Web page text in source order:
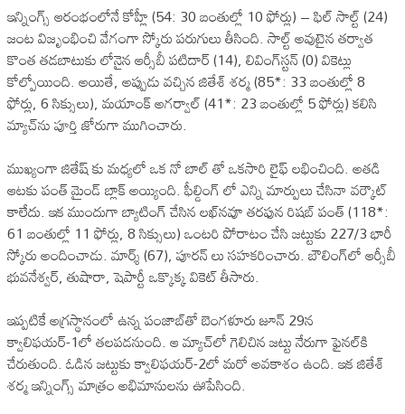
ఇన్నింగ్స్‌ ఆరంభంలోనే కోహ్లీ (54: 30 బంతుల్లో 10 ఫోర్లు) – ఫిల్ సాల్ట్ (24)
జంట విజృంభించి వేగంగా స్కోరు పరుగులు తీసింది. సాల్ట్ అవుటైన తర్వాత
కొంత తడబాటుకు లోనైన ఆర్సీబీ పటిదార్ (14), లివింగ్‌స్టన్ (0) వికెట్లు
కోల్పోయింది. అయితే, అప్పుడు వచ్చిన జితేశ్‌ శర్మ (85*: 33 బంతుల్లో 8
ఫోర్లు, 6 సిక్సులు), మయాంక్ అగర్వాల్ (41*: 23 బంతుల్లో 5 ఫోర్లు) కలిసి
మ్యాచ్‌ను పూర్తి జోరుగా ముగించారు.
ముఖ్యంగా జితేష్ కు మధ్యలో ఒక నో బాల్ తో ఒకసారి లైఫ్ లభించింది. అతడి
ఆటకు పంత్ మైండ్ బ్లాక్ అయ్యింది. ఫీల్డింగ్ లో ఎన్ని మార్పులు చేసినా వర్కౌట్
కాలేదు. ఇక ముందుగా బ్యాటింగ్ చేసిన లఖ్‌నవూ తరఫున రిషబ్‌ పంత్ (118*:
61 బంతుల్లో 11 ఫోర్లు, 8 సిక్సులు) ఒంటరి పోరాటం చేసి జట్టుకు 227/3 భారీ
స్కోరు అందించాడు. మార్శ్ (67), పూరన్ లు సహకరించారు. బౌలింగ్‌లో ఆర్సీబీ
భువనేశ్వర్, తుషారా, షెపార్టీ ఒక్కొక్క వికెట్ తీసారు.
ఇప్పటికే అగ్రస్థానంలో ఉన్న పంజాబ్‌తో బెంగళూరు జూన్ 29న
క్వాలిఫయర్-1లో తలపడనుంది. ఆ మ్యాచ్‌లో గెలిచిన జట్టు నేరుగా ఫైనల్‌కి
చేరుతుంది. ఓడిన జట్టుకు క్వాలిఫయర్-2లో మరో అవకాశం ఉంది. ఇక జితేశ్‌
శర్మ ఇన్నింగ్స్‌ మాత్రం అభిమానులను ఊపేసింది.